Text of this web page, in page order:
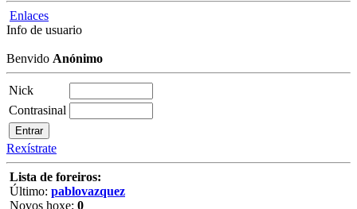
Enlaces
Info de usuario
Benvido Anónimo
Nick
Contrasinal
Rexístrate
Lista de foreiros:
Último: pablovazquez
Novos hoxe: 0